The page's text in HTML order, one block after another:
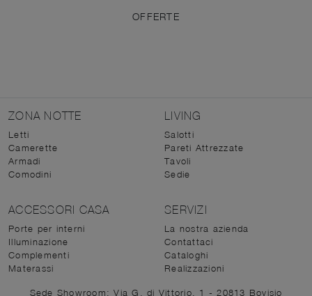
OFFERTE
ZONA NOTTE
Letti
Camerette
Armadi
Comodini
LIVING
Salotti
Pareti Attrezzate
Tavoli
Sedie
ACCESSORI CASA
Porte per interni
Illuminazione
Complementi
Materassi
SERVIZI
La nostra azienda
Contattaci
Cataloghi
Realizzazioni
Sede Showroom: Via G. di Vittorio, 1 - 20813 Bovisio